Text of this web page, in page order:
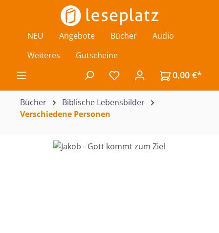
Zum Hauptinhalt springen
NEU Angebote Bücher
Audio
Weiteres
Gutscheine
Du hast 0 Produkte auf
0,00 €*
Bücher
Biblische Lebensbilder
Verschiedene Personen
Bildergalerie überspringen